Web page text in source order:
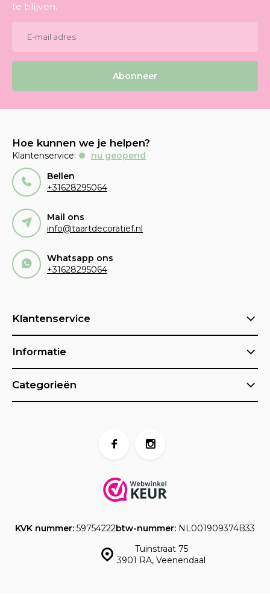
te blijven.
Abonneer
Hoe kunnen we je helpen?
Klantenservice:
nu geopend
Bellen
+31628295064
Mail ons
info@taartdecoratief.nl
Whatsapp ons
+31628295064
Klantenservice
Informatie
Categorieën
Tuinstraat 75
3901 RA, Veenendaal
KVK nummer: 59754222btw-nummer: NL001909374B33